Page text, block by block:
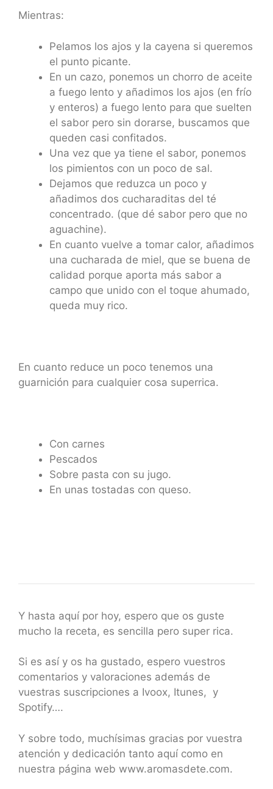
Mientras:
Pelamos los ajos y la cayena si queremos
el punto picante.
En un cazo, ponemos un chorro de aceite
a fuego lento y añadimos los ajos (en frío
y enteros) a fuego lento para que suelten
el sabor pero sin dorarse, buscamos que
queden casi confitados.
Una vez que ya tiene el sabor, ponemos
los pimientos con un poco de sal.
Dejamos que reduzca un poco y
añadimos dos cucharaditas del té
concentrado. (que dé sabor pero que no
aguachine).
En cuanto vuelve a tomar calor, añadimos
una cucharada de miel, que se buena de
calidad porque aporta más sabor a
campo que unido con el toque ahumado,
queda muy rico.
En cuanto reduce un poco tenemos una
guarnición para cualquier cosa superrica.
Con carnes
Pescados
Sobre pasta con su jugo.
En unas tostadas con queso.
Y hasta aquí por hoy, espero que os guste
mucho la receta, es sencilla pero super rica.
Si es así y os ha gustado, espero vuestros
comentarios y valoraciones además de
vuestras suscripciones a Ivoox, Itunes, y
Spotify….
Y sobre todo, muchísimas gracias por vuestra
atención y dedicación tanto aquí como en
nuestra página web www.aromasdete.com.